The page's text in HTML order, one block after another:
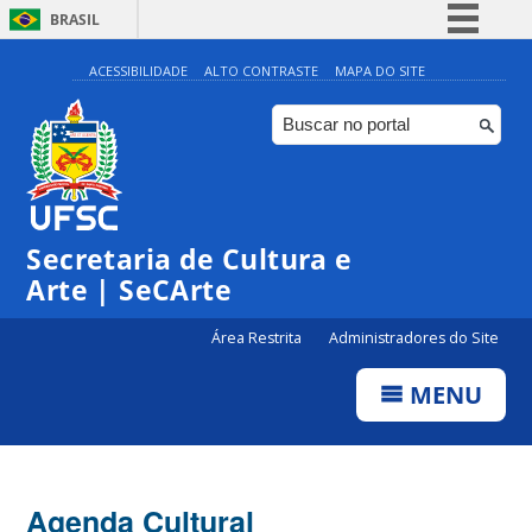
BRASIL
Simplifique!
Comunica BR
Participe
ACESSIBILIDADE ALTO CONTRASTE MAPA DO SITE
Secretaria de Cultura e
Arte | SeCArte
Área Restrita Administradores do Site
MENU
Agenda Cultural